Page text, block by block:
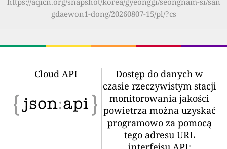
gdaewon1-dong/20260807-15/pl/?cs
Cloud API
Dostęp do danych w
czasie rzeczywistym stacji
monitorowania jakości
powietrza można uzyskać
programowo za pomocą
tego adresu URL